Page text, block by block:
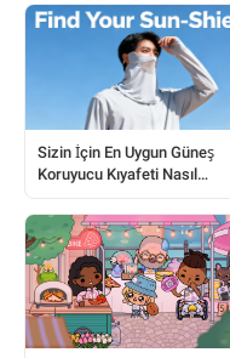
Sizin İçin En Uygun Güneş
Koruyucu Kıyafeti Nasıl